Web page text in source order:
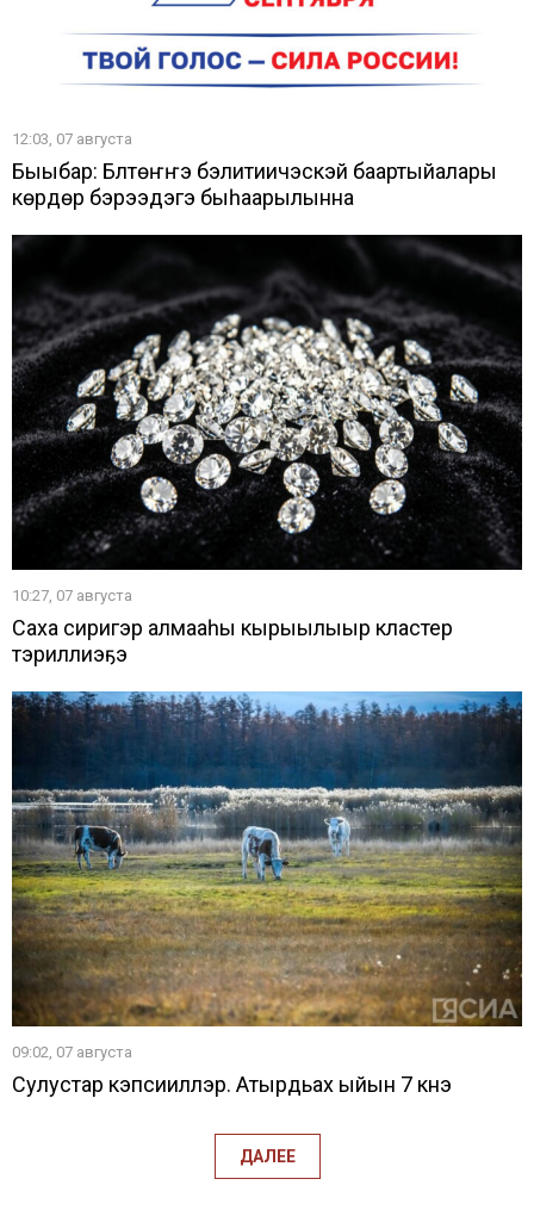
12:03, 07 августа
Быыбар: Бүлүтүөҥҥэ бэлитиичэскэй баартыйалары
көрдөрүү бэрээдэгэ быһаарылынна
10:27, 07 августа
Саха сиригэр алмааһы кырыылыыр кластер
тэриллиэҕэ
09:02, 07 августа
Сулустар кэпсииллэр. Атырдьах ыйын 7 күнэ
ДАЛЕЕ